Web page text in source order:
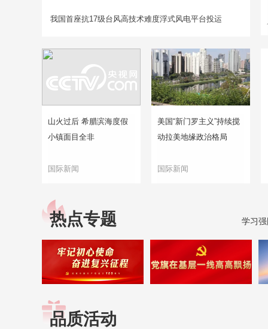
我国首座抗17级台风高技术难度浮式风电平台投运
山火过后 希腊滨海度假
小镇面目全非
国际新闻
美国“新门罗主义”持续搅
动拉美地缘政治格局
国际新闻
热点专题 学习
品质活动